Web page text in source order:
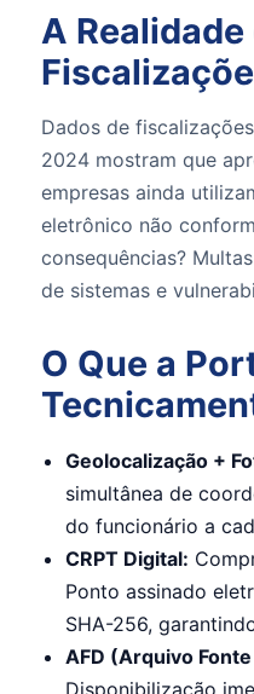
A Realidade
Dados de
2024 mostram que
empresas ainda
eletrônico não
consequências?
de sistemas e
O Que a
Geolocalização +
simultânea de
do funcionário a
CRPT Digital:
Ponto assinado
SHA-256,
AFD (Arquivo
Disponibilização